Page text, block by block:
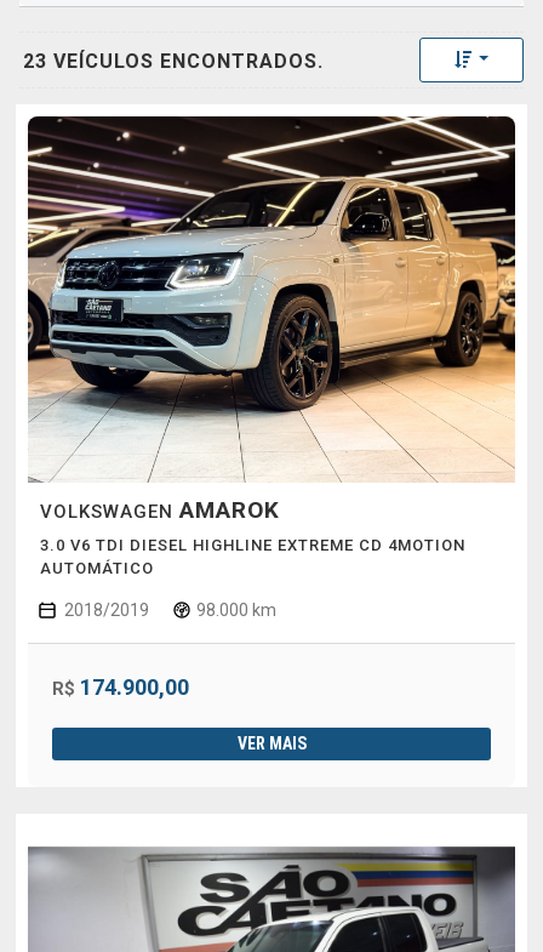
23 VEÍCULOS ENCONTRADOS. Toggle
VOLKSWAGENAMAROK
3.0 V6 TDI DIESEL HIGHLINE EXTREME CD 4MOTION
AUTOMÁTICO
2018/2019 98.000 km
R$ 174.900,00
VER MAIS